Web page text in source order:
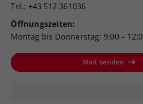
Tel.: +43 512 361036
Öffnungszeiten:
Montag bis Donnerstag: 9:00 –
Mail senden